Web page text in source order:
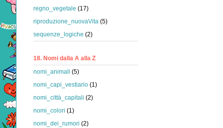
regno_vegetale (17)
riproduzione_nuovaVita (5)
sequenze_logiche (2)
18. Nomi dalla A alla Z
nomi_animali (5)
nomi_capi_vestiario (1)
nomi_città_capitali (2)
nomi_colori (1)
nomi_dei_rumori (2)